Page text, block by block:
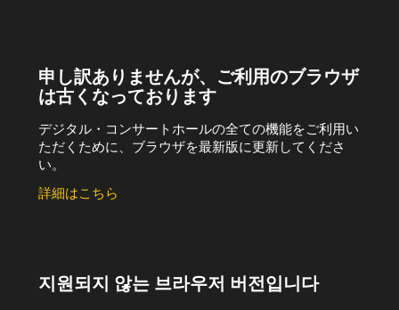
申し訳ありませんが、ご利用のブラウザ
は古くなっております
デジタル・コンサートホールの全ての機能をご利用い
ただくために、ブラウザを最新版に更新してくださ
い。
詳細はこちら
지원되지 않는 브라우저 버전입니다